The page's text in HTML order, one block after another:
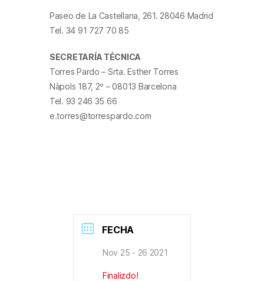
Paseo de La Castellana, 261. 28046 Madrid
Tel. 34 91 727 70 85
SECRETARÍA TÉCNICA
Torres Pardo – Srta. Esther Torres
Nàpols 187, 2º – 08013 Barcelona
Tel. 93 246 35 66
e.torres@torrespardo.com
FECHA
Nov 25 - 26 2021
Finalizdo!